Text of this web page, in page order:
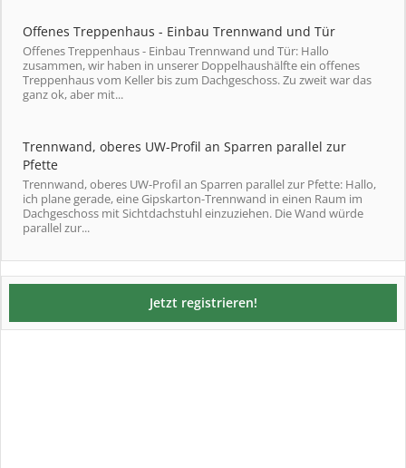
Offenes Treppenhaus - Einbau Trennwand und Tür
Offenes Treppenhaus - Einbau Trennwand und Tür: Hallo
zusammen, wir haben in unserer Doppelhaushälfte ein offenes
Treppenhaus vom Keller bis zum Dachgeschoss. Zu zweit war das
ganz ok, aber mit...
Trennwand, oberes UW-Profil an Sparren parallel zur
Pfette
Trennwand, oberes UW-Profil an Sparren parallel zur Pfette: Hallo,
ich plane gerade, eine Gipskarton-Trennwand in einen Raum im
Dachgeschoss mit Sichtdachstuhl einzuziehen. Die Wand würde
parallel zur...
Jetzt registrieren!